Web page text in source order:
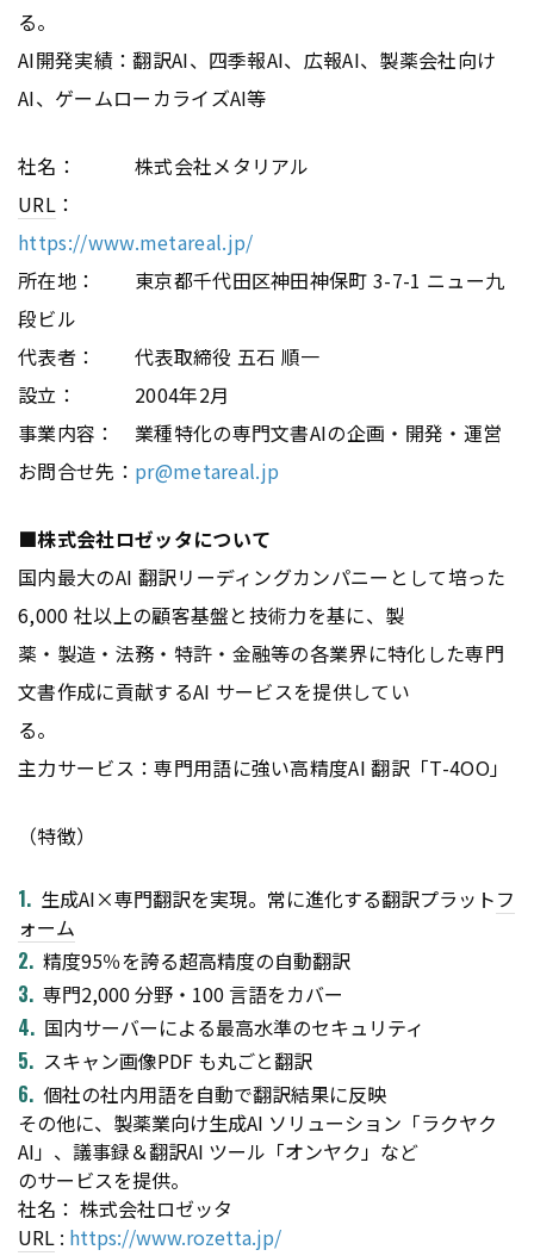
る。
AI開発実績：翻訳AI、四季報AI、広報AI、製薬会社向け
AI、ゲームローカライズAI等
社名： 株式会社メタリアル
URL：
https://www.metareal.jp/
所在地： 東京都千代田区神田神保町 3-7-1 ニュー九
段ビル
代表者： 代表取締役 五石 順一
設立： 2004年2月
事業内容： 業種特化の専門文書AIの企画・開発・運営
お問合せ先： pr@metareal.jp
■株式会社ロゼッタについて
国内最大のAI 翻訳リーディングカンパニーとして培った
6,000 社以上の顧客基盤と技術力を基に、製
薬・製造・法務・特許・金融等の各業界に特化した専門
文書作成に貢献するAI サービスを提供してい
る。
主力サービス：専門用語に強い高精度AI 翻訳「T-4OO」
（特徴）
生成AI×専門翻訳を実現。常に進化する翻訳プラットフ
ォーム
精度95％を誇る超高精度の自動翻訳
専門2,000 分野・100 言語をカバー
国内サーバーによる最高水準のセキュリティ
スキャン画像PDF も丸ごと翻訳
個社の社内用語を自動で翻訳結果に反映
その他に、製薬業向け生成AI ソリューション「ラクヤク
AI」、議事録＆翻訳AI ツール「オンヤク」など
のサービスを提供。
社名： 株式会社ロゼッタ
URL : https://www.rozetta.jp/